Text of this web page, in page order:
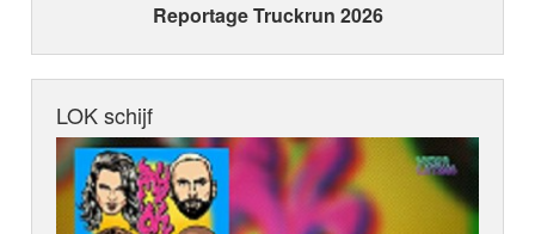
Reportage Truckrun 2026
LOK schijf